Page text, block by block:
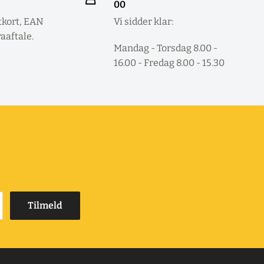
EAN
00
Vi sidder klar:
Mandag - Torsdag 8.00 -
16.00 - Fredag 8.00 - 15.30
Tilmeld